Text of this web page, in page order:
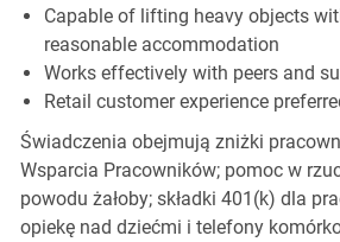
Capable of lifting heavy objects
reasonable accommodation
Works effectively with peers and
Retail customer experience
Świadczenia obejmują zniżki
Wsparcia Pracowników; pomoc w
powodu żałoby; składki 401(k) dla
opiekę nad dziećmi i telefony